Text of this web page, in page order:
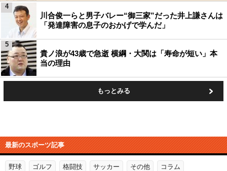
川合俊一らと男子バレー“御三家”だった井上謙さんは
「発達障害の息子のおかげで学んだ」
4
貴ノ浪が43歳で急逝 横綱・大関は「寿命が短い」本
当の理由
5
もっとみる
最新のスポーツ記事
野球 ゴルフ 格闘技 サッカー その他 コラム